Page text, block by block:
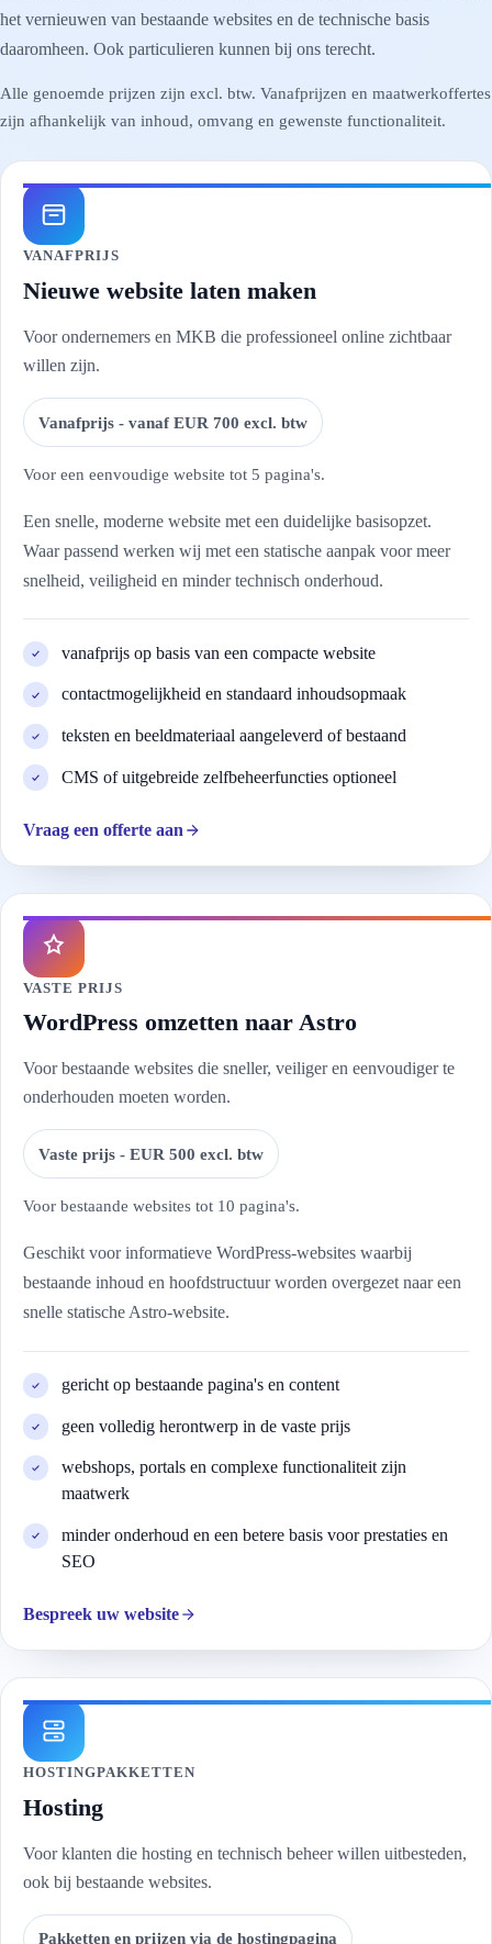
het vernieuwen van bestaande websites en de technische basis
daaromheen. Ook particulieren kunnen bij ons terecht.
Alle genoemde prijzen zijn excl. btw. Vanafprijzen en maatwerkoffertes
zijn afhankelijk van inhoud, omvang en gewenste functionaliteit.
VANAFPRIJS
Nieuwe website laten maken
Voor ondernemers en MKB die professioneel online zichtbaar
willen zijn.
Vanafprijs - vanaf EUR 700 excl. btw
Voor een eenvoudige website tot 5 pagina's.
Een snelle, moderne website met een duidelijke basisopzet.
Waar passend werken wij met een statische aanpak voor meer
snelheid, veiligheid en minder technisch onderhoud.
vanafprijs op basis van een compacte website
contactmogelijkheid en standaard inhoudsopmaak
teksten en beeldmateriaal aangeleverd of bestaand
CMS of uitgebreide zelfbeheerfuncties optioneel
Vraag een offerte aan
VASTE PRIJS
WordPress omzetten naar Astro
Voor bestaande websites die sneller, veiliger en eenvoudiger te
onderhouden moeten worden.
Vaste prijs - EUR 500 excl. btw
Voor bestaande websites tot 10 pagina's.
Geschikt voor informatieve WordPress-websites waarbij
bestaande inhoud en hoofdstructuur worden overgezet naar een
snelle statische Astro-website.
gericht op bestaande pagina's en content
geen volledig herontwerp in de vaste prijs
webshops, portals en complexe functionaliteit zijn
maatwerk
minder onderhoud en een betere basis voor prestaties en
SEO
Bespreek uw website
HOSTINGPAKKETTEN
Hosting
Voor klanten die hosting en technisch beheer willen uitbesteden,
ook bij bestaande websites.
Pakketten en prijzen via de hostingpagina